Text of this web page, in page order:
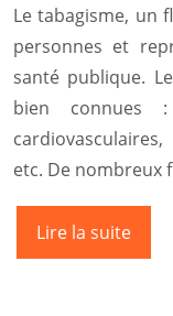
Le tabagisme, un
personnes et
santé publique.
bien connues
etc. De nombreux
Lire la suite